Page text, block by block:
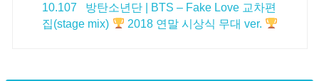
10.107
방탄소년단 | BTS – Fake Love 교차편
집(stage mix)
2018 연말 시상식 무대 ver.